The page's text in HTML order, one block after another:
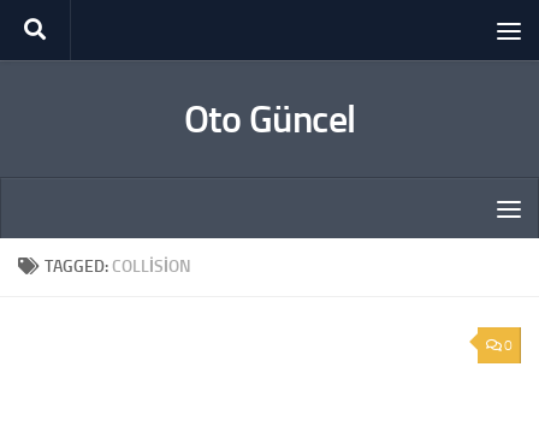
Skip to content
Oto Güncel
TAGGED: COLLISION
0